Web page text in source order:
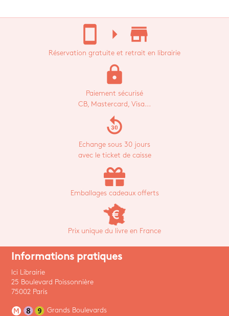
stay_current_portrait arrow_right store_mall_directory
Réservation gratuite et retrait en librairie
lock
Paiement sécurisé
CB, Mastercard, Visa...
replay_30
Echange sous 30 jours
avec le ticket de caisse
Emballages cadeaux offerts
Prix unique du livre en France
Informations pratiques
Ici Librairie
25 Boulevard Poissonnière
75002 Paris
Grands Boulevards